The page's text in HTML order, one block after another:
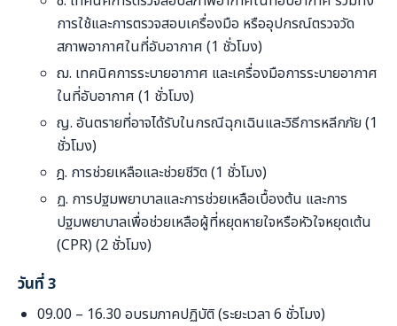
การใช้และการตรวจสอบเครื่องมือ หรืออุปกรณ์ตรวจวัด
สภาพอากาศในที่อับอากาศ (1 ชั่วโมง)
ฌ. เทคนิคการระบายอากาศ และเครื่องมือการระบายอากาศ
ในที่อับอากาศ (1 ชั่วโมง)
ญ. อันตรายที่อาจได้รับในกรณีฉุกเฉินและวิธีการหลีกภัย (1
ชั่วโมง)
ฎ. การช่วยเหลือและช่วยชีวิต (1 ชั่วโมง)
ฏ. การปฐมพยาบาลและการช่วยเหลือเบื้องต้น และการ
ปฐมพยาบาลเพื่อช่วยเหลือผู้ที่หยุดหายใจหรือหัวใจหยุดเต้น
(CPR) (2 ชั่วโมง)
วันที่ 3
09.00 – 16.30 อบรมภาคปฏิบัติ (ระยะเวลา 6 ชั่วโมง)